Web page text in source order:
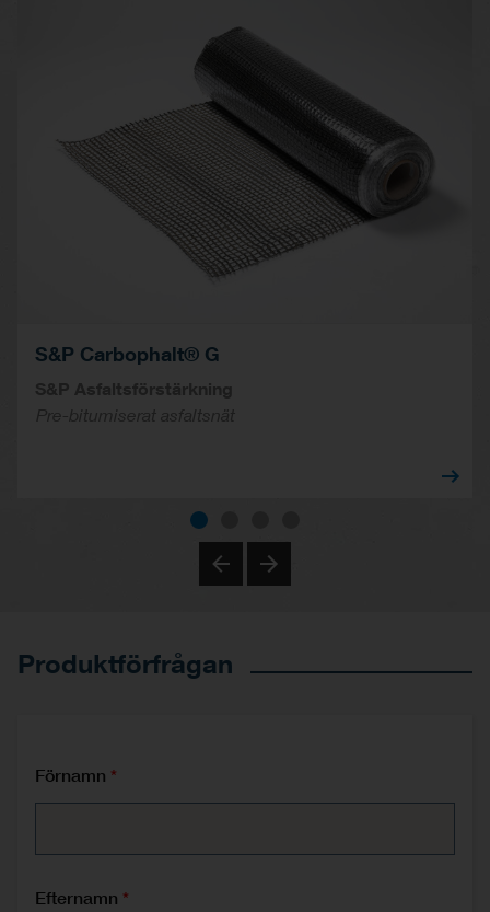
S&P Carbophalt® G
S&P Asfaltsförstärkning
Pre-bitumiserat asfaltsnät
Produktförfrågan
Förnamn
Efternamn